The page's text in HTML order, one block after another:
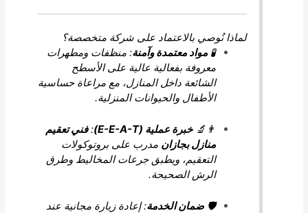
لماذا نُوصي بالاعتماد على شركة متخصصة؟
مواد معتمدة وآمنة: منظفات ومطهرات
معروفة بفعالية عالية على الأسطح
الشائعة داخل المنازل، مع مراعاة حساسية
الأطفال والحيوانات المنزلية.
خبرة عملية (E-E-A-T) :فني تعقيم
منازل بجازانمدرب على بروتوكولات
التعقيم، ويطبق جرعات المخاليط وطرق
الرش الصحيحة.
ضمان الخدمة: إعادة زيارة مجانية عند